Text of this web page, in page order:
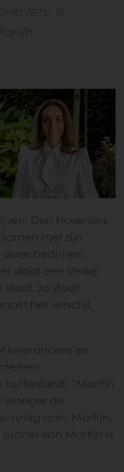
Ik
Don Hoveniers
met zijn
bedrijven.
staat een sterke
staat, zo staat
het verschil,
leveranciers en
“Martijn
als
rustig aan, Martijn.
van Martijn is